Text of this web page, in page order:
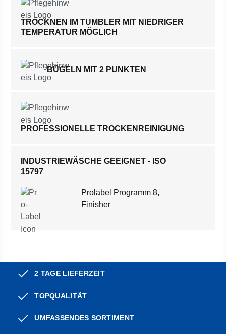
TROCKNEN IM TUMBLER MIT NIEDRIGER
TEMPERATUR MÖGLICH
BÜGELN MIT 2 PUNKTEN
PROFESSIONELLE TROCKENREINIGUNG
INDUSTRIEWÄSCHE GEEIGNET - ISO
15797
Prolabel Programm 8,
Finisher
2 TAGE LIEFERZEIT
TOPQUALITÄT
UMFASSENDES SORTIMENT